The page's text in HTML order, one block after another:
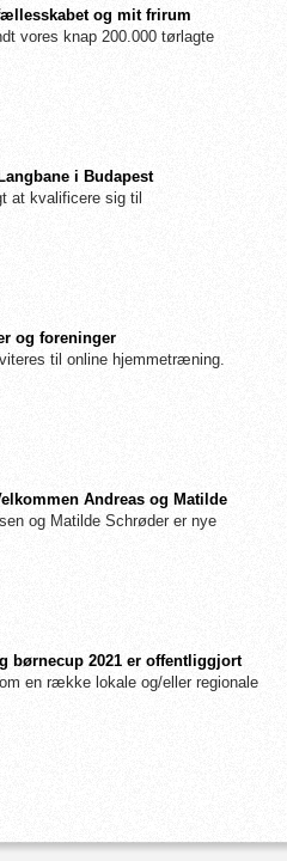
og mit frirum
vores knap 200.000 tørlagte
i Budapest
at kvalificere sig til
og foreninger
til online hjemmetræning.
Andreas og Matilde
og Matilde Schrøder er nye
børnecup 2021 er offentliggjort
en række lokale og/eller regionale